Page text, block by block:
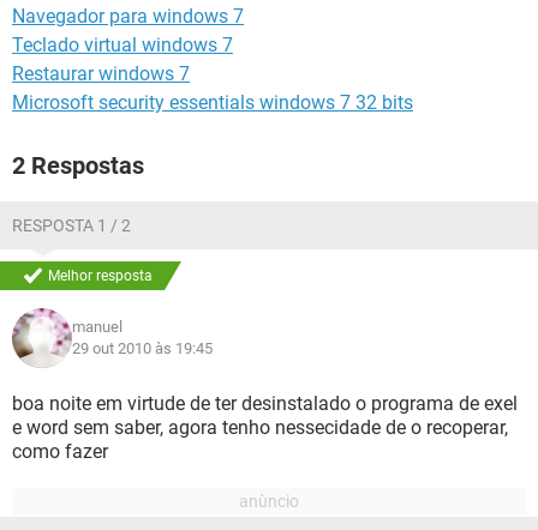
Navegador para windows 7
Teclado virtual windows 7
Restaurar windows 7
Microsoft security essentials windows 7 32 bits
2 Respostas
RESPOSTA 1 / 2
Melhor resposta
manuel
29 out 2010 às 19:45
boa noite em virtude de ter desinstalado o programa de exel
e word sem saber, agora tenho nessecidade de o recoperar,
como fazer